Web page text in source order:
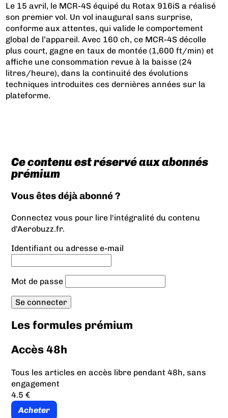
Le 15 avril, le MCR-4S équipé du Rotax 916iS a réalisé
son premier vol. Un vol inaugural sans surprise,
conforme aux attentes, qui valide le comportement
global de l’appareil. Avec 160 ch, ce MCR-4S décolle
plus court, gagne en taux de montée (1,600 ft/min) et
affiche une consommation revue à la baisse (24
litres/heure), dans la continuité des évolutions
techniques introduites ces dernières années sur la
plateforme.
Ce contenu est réservé aux abonnés
prémium
Vous êtes déjà abonné ?
Connectez vous pour lire l'intégralité du contenu
d'Aerobuzz.fr.
Identifiant ou adresse e-mail
Mot de passe
Les formules prémium
Accès 48h
Tous les articles en accès libre pendant 48h, sans
engagement
4.5 €
Acheter